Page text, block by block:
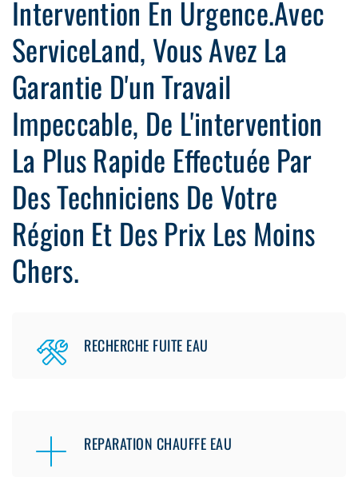
Intervention En Urgence.Avec
ServiceLand, Vous Avez La
Garantie D'un Travail
Impeccable, De L'intervention
La Plus Rapide Effectuée Par
Des Techniciens De Votre
Région Et Des Prix Les Moins
Chers.
RECHERCHE FUITE EAU
REPARATION CHAUFFE EAU